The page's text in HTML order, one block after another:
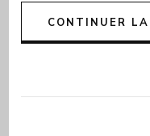
CONTINUER